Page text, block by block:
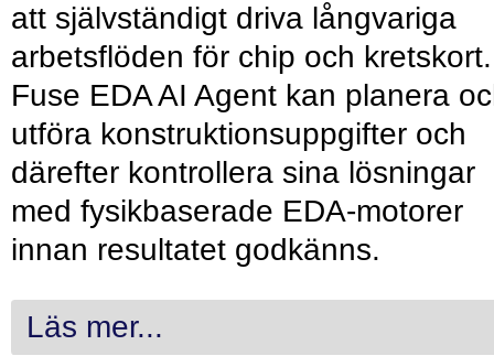
att självständigt driva långvariga
arbetsflöden för chip och kretskort.
Fuse EDA AI Agent kan planera
utföra konstruktionsuppgifter och
därefter kontrollera sina lösningar
med fysikbaserade EDA-motorer
innan resultatet godkänns.
Läs mer...